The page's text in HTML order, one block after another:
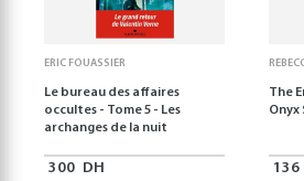
ERIC FOUASSIER
Le bureau des affaires
occultes - Tome 5 - Les
archanges de la nuit
300 DH
The
Onyx
136